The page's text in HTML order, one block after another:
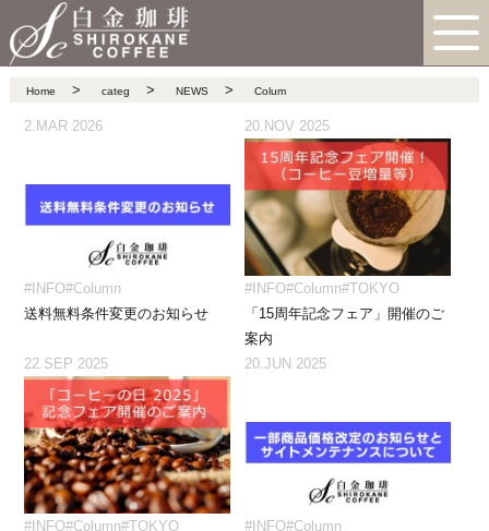
Home > categ > NEWS > Colum
2.MAR 2026
#INFO#Column
送料無料条件変更のお知らせ
20.NOV 2025
#INFO#Column#TOKYO
「15周年記念フェア」開催のご
案内
22.SEP 2025
#INFO#Column#TOKYO
20.JUN 2025
#INFO#Column